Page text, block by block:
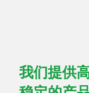
我们提供